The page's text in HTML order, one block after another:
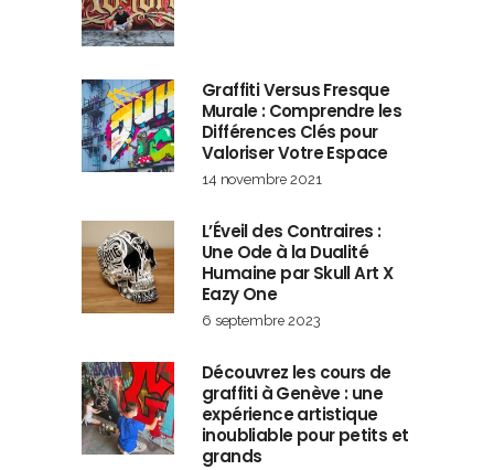
Graffiti Versus Fresque
Murale : Comprendre les
Différences Clés pour
Valoriser Votre Espace
14 novembre 2021
L’Éveil des Contraires :
Une Ode à la Dualité
Humaine par Skull Art X
Eazy One
6 septembre 2023
Découvrez les cours de
graffiti à Genève : une
expérience artistique
inoubliable pour petits et
grands